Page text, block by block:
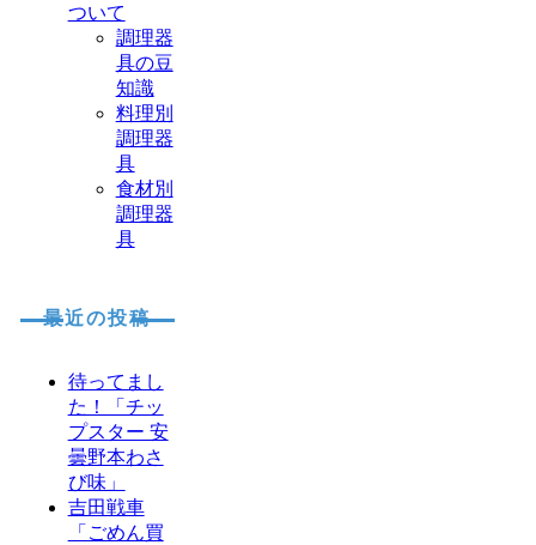
ついて
調理器
具の豆
知識
料理別
調理器
具
食材別
調理器
具
最近の投稿
待ってまし
た！「チッ
プスター 安
曇野本わさ
び味」
吉田戦車
「ごめん買